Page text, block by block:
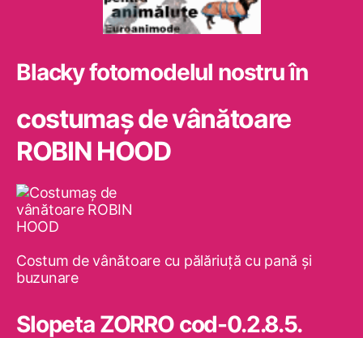
Blacky fotomodelul nostru în
costumaş de vânătoare
ROBIN HOOD
Costum de vânătoare cu pălăriuţă cu pană şi
buzunare
Slopeta ZORRO cod-0.2.8.5.